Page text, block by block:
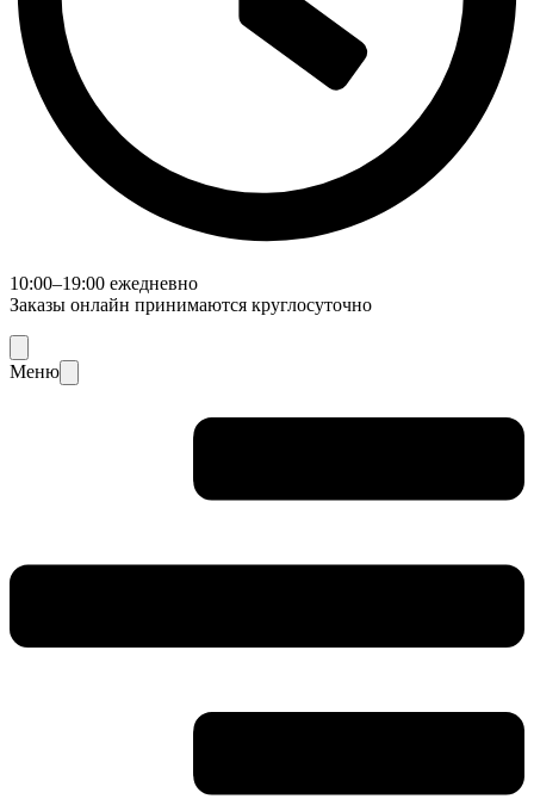
10:00–19:00 ежедневно
Заказы онлайн принимаются круглосуточно
Меню